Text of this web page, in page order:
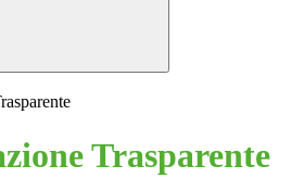
Trasparente